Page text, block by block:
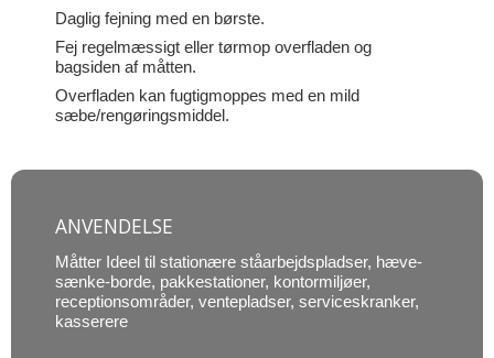
Daglig fejning med en børste.
Fej regelmæssigt eller tørmop overfladen og
bagsiden af måtten.
Overfladen kan fugtigmoppes med en mild
sæbe/rengøringsmiddel.
ANVENDELSE
Måtter Ideel til stationære ståarbejdspladser, hæve-
sænke-borde, pakkestationer, kontormiljøer,
receptionsområder, ventepladser, serviceskranker,
kasserere